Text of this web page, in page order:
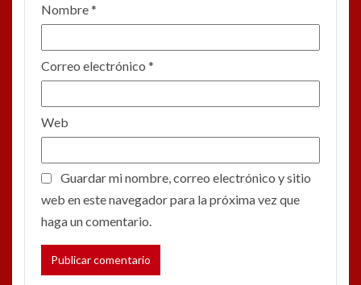
Nombre*
Correo electrónico *
Web
Guardar mi nombre, correo electrónico y sitio
web en este navegador para la próxima vez que
haga un comentario.